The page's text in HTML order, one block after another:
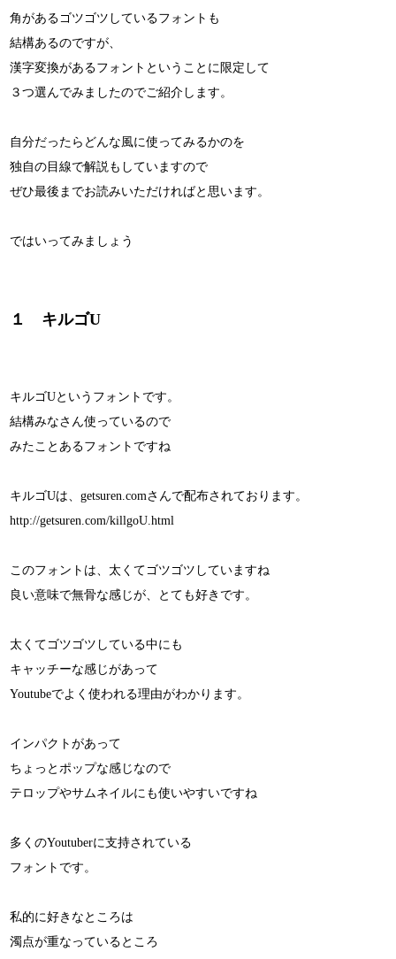
角があるゴツゴツしているフォントも
結構あるのですが、
漢字変換があるフォントということに限定して
３つ選んでみましたのでご紹介します。
自分だったらどんな風に使ってみるかのを
独自の目線で解説もしていますので
ぜひ最後までお読みいただければと思います。
ではいってみましょう
１ キルゴU
キルゴUというフォントです。
結構みなさん使っているので
みたことあるフォントですね
キルゴUは、getsuren.comさんで配布されております。
http://getsuren.com/killgoU.html
このフォントは、太くてゴツゴツしていますね
良い意味で無骨な感じが、とても好きです。
太くてゴツゴツしている中にも
キャッチーな感じがあって
Youtubeでよく使われる理由がわかります。
インパクトがあって
ちょっとポップな感じなので
テロップやサムネイルにも使いやすいですね
多くのYoutuberに支持されている
フォントです。
私的に好きなところは
濁点が重なっているところ